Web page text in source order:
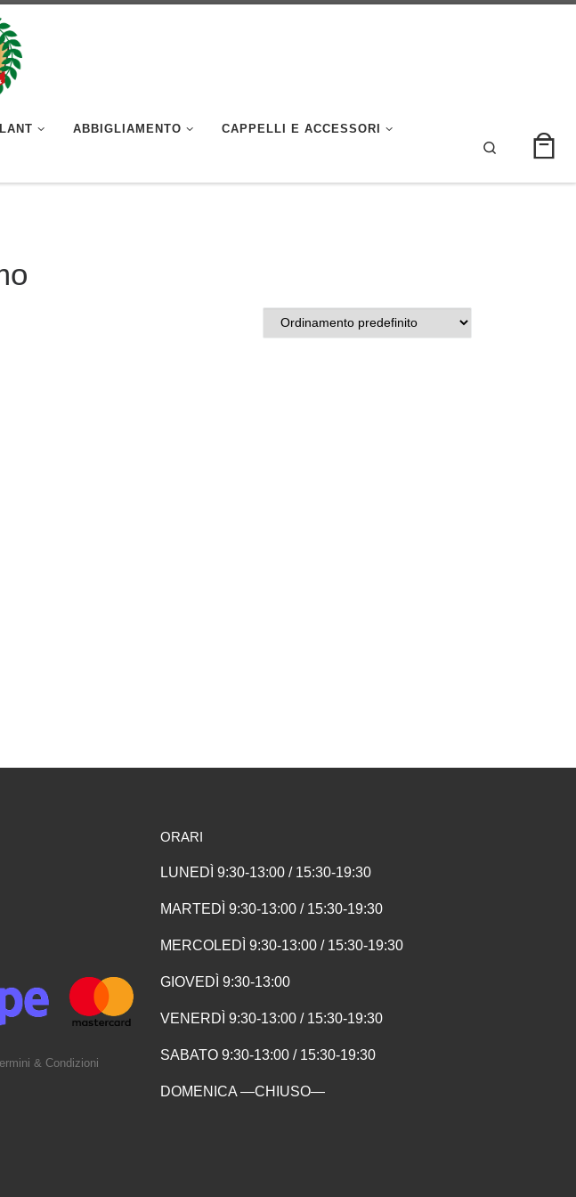
ABBIGLIAMENTO CAPPELLI E ACCESSORI
Search
& Condizioni
ORARI
LUNEDÌ 9:30-13:00 / 15:30-19:30
MARTEDÌ 9:30-13:00 / 15:30-19:30
MERCOLEDÌ 9:30-13:00 / 15:30-19:30
GIOVEDÌ 9:30-13:00
VENERDÌ 9:30-13:00 / 15:30-19:30
SABATO 9:30-13:00 / 15:30-19:30
DOMENICA —CHIUSO—